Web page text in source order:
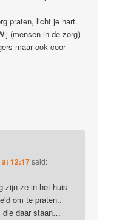
praten, licht je hart.
(mensen in de zorg)
maar ook coor
12:17said:
zijn ze in het huis
om te praten..
die daar staan…